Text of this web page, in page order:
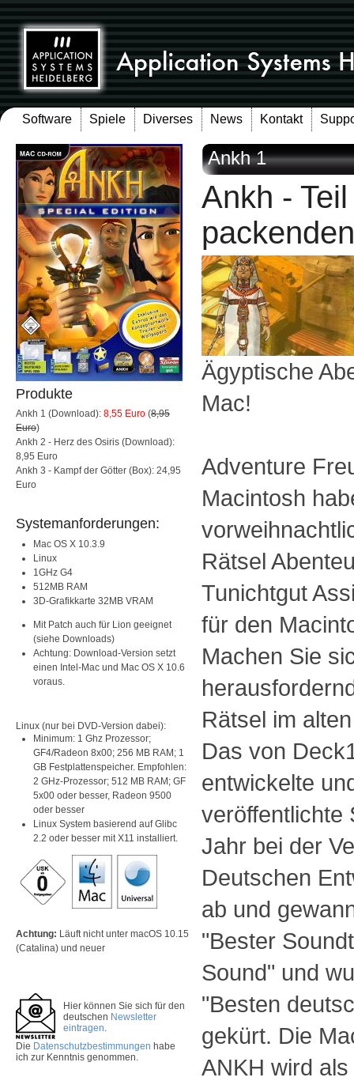
Software Spiele Diverses News Kontakt
Produkte
Ankh 1 (Download): 8,55 Euro (8,95
Euro)
Ankh 2 - Herz des Osiris (Download):
8,95 Euro
Ankh 3 - Kampf der Götter (Box): 24,95
Euro
Systemanforderungen:
Mac OS X 10.3.9
Linux
1GHz G4
512MB RAM
3D-Grafikkarte 32MB VRAM
Mit Patch auch für Lion geeignet
(siehe Downloads)
Achtung: Download-Version setzt
einen Intel-Mac und Mac OS X 10.6
voraus.
Linux (nur bei DVD-Version dabei):
Minimum: 1 Ghz Prozessor;
GF4/Radeon 8x00; 256 MB RAM; 1
GB Festplattenspeicher. Empfohlen:
2 GHz-Prozessor; 512 MB RAM; GF
5x00 oder besser, Radeon 9500
oder besser
Linux System basierend auf Glibc
2.2 oder besser mit X11 installiert.
Achtung: Läuft nicht unter macOS 10.15
(Catalina) und neuer
Hier können Sie sich für den
deutschen Newsletter
eintragen
Die Datenschutzbestimmungen habe
ich zur Kenntnis genommen.
Ankh 1
Ankh -
Ägyptische
Mac!
Adventure
Macintosh
Rätsel
Tunichtgut
für den
Machen Sie
Rätsel im
Das von
entwickelte
veröffentlichte
Jahr bei der
Deutschen
ab und
"Bester
Sound" und
"Besten
gekürt. Die
ANKH wird